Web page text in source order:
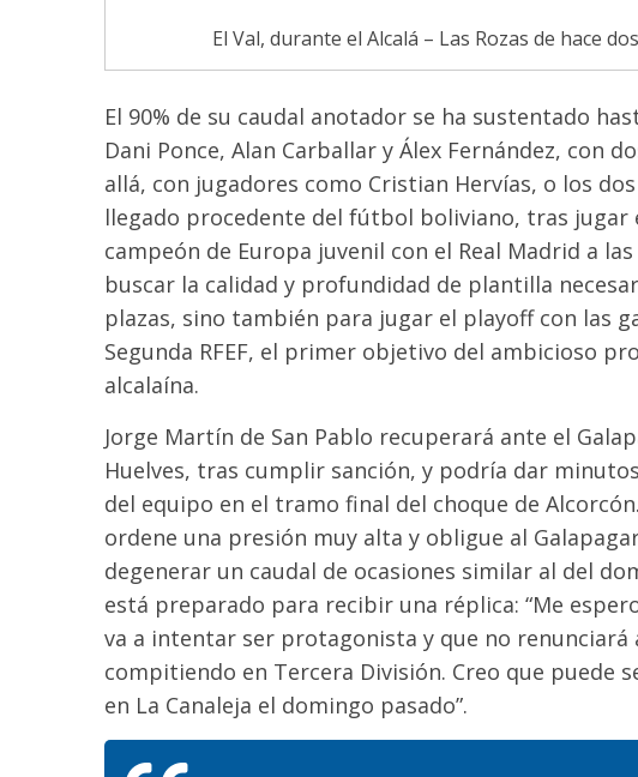
El Val, durante el Alcalá – Las Rozas de hace
El 90% de su caudal anotador se ha sustentado
Dani Ponce, Alan Carballar y Álex Fernández, con
allá, con jugadores como Cristian Hervías, o los
llegado procedente del fútbol boliviano, tras jugar
campeón de Europa juvenil con el Real Madrid a
buscar la calidad y profundidad de plantilla
plazas, sino también para jugar el playoff con las
Segunda RFEF, el primer objetivo del ambicioso
alcalaína.
Jorge Martín de San Pablo recuperará ante el
Huelves, tras cumplir sanción, y podría dar
del equipo en el tramo final del choque de Alcorcón
ordene una presión muy alta y obligue al
degenerar un caudal de ocasiones similar al del
está preparado para recibir una réplica: “Me
va a intentar ser protagonista y que no renunciará
compitiendo en Tercera División. Creo que puede
en La Canaleja el domingo pasado”.